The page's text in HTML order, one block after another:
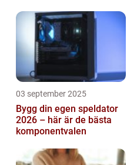
03 september 2025
Bygg din egen speldator
2026 – här är de bästa
komponentvalen